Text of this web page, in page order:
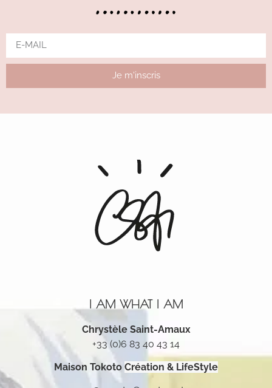
Je m'inscris
I AM WHAT I AM
Chrystèle Saint-Amaux
+33 (0)6 83 40 43 14
Maison Tokoto Création & LifeStyle